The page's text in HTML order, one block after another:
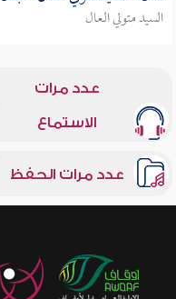
السيد متولي العال
عدد مرات
الاستماع
عدد مرات الحفظ